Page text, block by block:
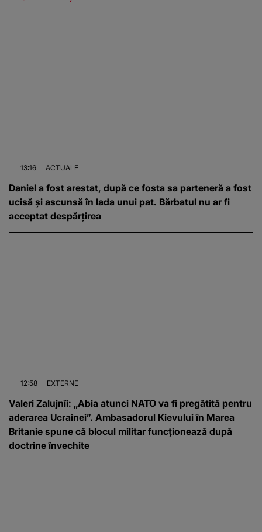
13:16 ACTUALE
Daniel a fost arestat, după ce fosta sa parteneră a fost
ucisă și ascunsă în lada unui pat. Bărbatul nu ar fi
acceptat despărțirea
12:58 EXTERNE
Valeri Zalujnîi: „Abia atunci NATO va fi pregătită pentru
aderarea Ucrainei”. Ambasadorul Kievului în Marea
Britanie spune că blocul militar funcționează după
doctrine învechite